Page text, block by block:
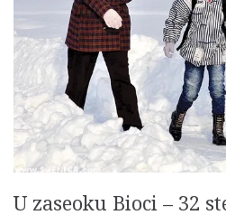
U zaseoku Bioci – 32